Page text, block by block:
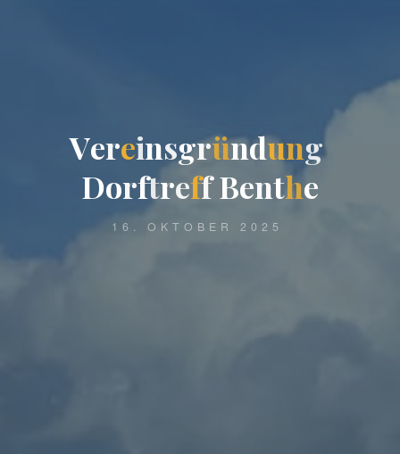
Vereinsgründung
DorftreffBenthe
16. OKTOBER 2025